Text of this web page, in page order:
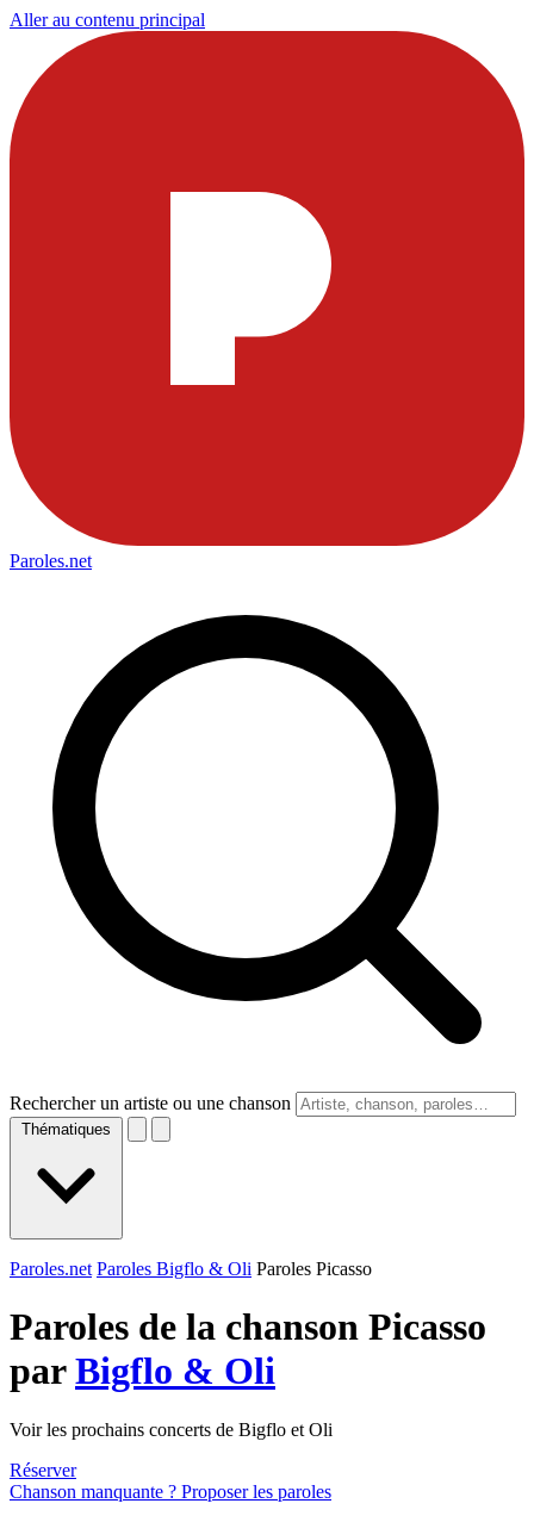
Aller au contenu principal
Paroles.net
Rechercher un artiste ou une chanson
Thématiques
Paroles.net Paroles Bigflo & Oli Paroles Picasso
Paroles de la chanson Picasso
parBigflo & Oli
Voir les prochains concerts de Bigflo et Oli
Réserver
Chanson manquante ? Proposer les paroles